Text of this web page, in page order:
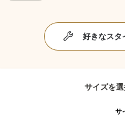
好きなスタ
サイズを
サ